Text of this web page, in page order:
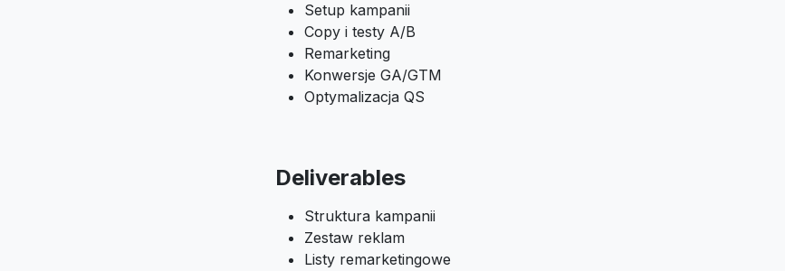
Setup kampanii
Copy i testy A/B
Remarketing
Konwersje GA/GTM
Optymalizacja QS
Deliverables
Struktura kampanii
Zestaw reklam
Listy remarketingowe